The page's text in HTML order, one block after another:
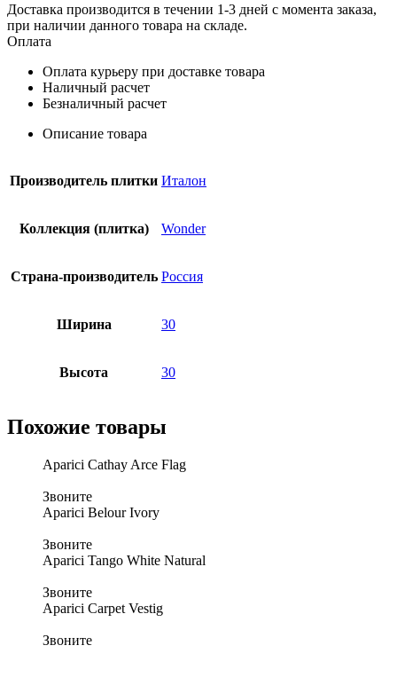
Доставка производится в течении 1-3 дней с момента заказа,
при наличии данного товара на складе.
Оплата
Оплата курьеру при доставке товара
Наличный расчет
Безналичный расчет
Описание товара
Производитель плитки Италон
Коллекция (плитка) Wonder
Страна-производитель Россия
Ширина 30
Высота 30
Похожие товары
Aparici Cathay Arce Flag
Звоните
Aparici Belour Ivory
Звоните
Aparici Tango White Natural
Звоните
Aparici Carpet Vestig
Звоните